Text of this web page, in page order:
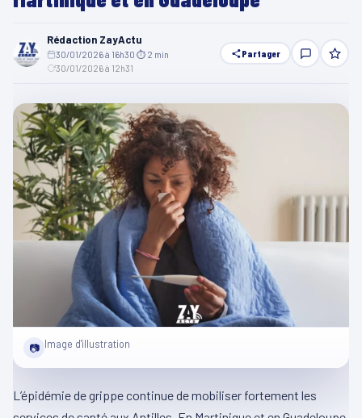
Rédaction ZayActu
30/01/2026 à 16h30 ⏱ 2 min
30/01/2026 à 12h31
Partager
📷 Image d'illustration
L’épidémie de grippe continue de mobiliser fortement les